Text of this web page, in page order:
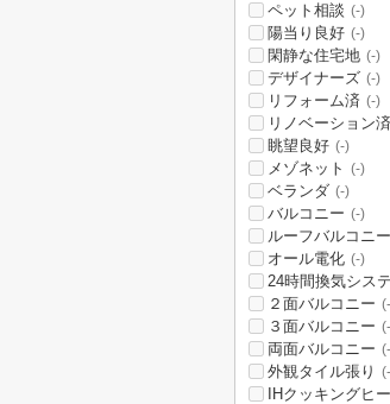
ペット相談 (-)
陽当り良好 (-)
閑静な住宅地 (-)
デザイナーズ (-)
リフォーム済 (-)
リノベーション済
眺望良好 (-)
メゾネット (-)
ベランダ (-)
バルコニー (-)
ルーフバルコニー
オール電化 (-)
24時間換気シス
２面バルコニー
３面バルコニー
両面バルコニー
外観タイル張り
IHクッキングヒ